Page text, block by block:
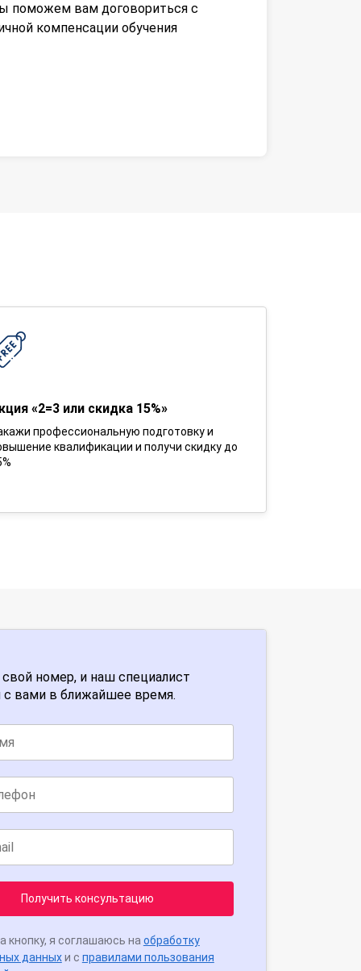
поможем вам договориться с
компенсации обучения
«2=3 или скидка 15%»
профессиональную подготовку и
квалификации и получи скидку до
номер, и наш специалист
с вами в ближайшее время.
Получить консультацию
кнопку, я соглашаюсь на обработку
данныхи с правилами пользования